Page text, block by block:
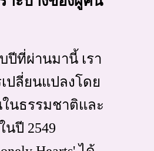
ปีที่ผ่านมานี้ เรา
ปลี่ยนแปลงโดย
นธรรมชาติและ
นปี 2549